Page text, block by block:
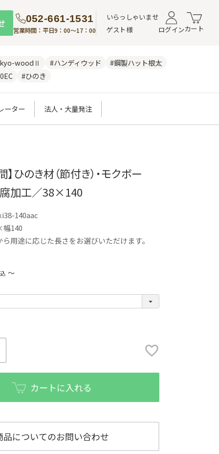
052-661-1531
営業時間：平日9：00～17：00
いらっしゃいませ
ゲスト様
ログインカート
woodⅡ #ハンディウッド
#鋼製ハット根太
#ひのき
ーター 法人・大量発注
】ひのき材（節付き）・モクボー
加工／38×140
140aac
140
用途に応じた長さをお選びいただけます。
〜
カートに入れる
品についてのお問い合わせ